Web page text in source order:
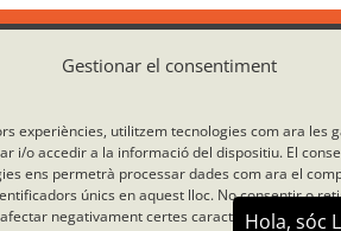
Gestionar el consentiment
experiències, utilitzem tecnologies com ara les
i/o accedir a la informació del dispositiu. El
ens permetrà processar dades com ara el
únics en aquest lloc. No consentir o
negativament certes característiques i
Col·laborem amb: